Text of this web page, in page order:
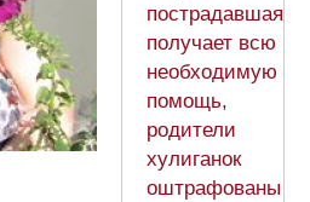
пострадавшая
получает всю
необходимую
помощь,
родители
хулиганок
оштрафованы